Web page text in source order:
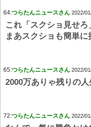
64:つらたんニュースさん 2022/
これ「スクショ見せ
まあスクショも簡単
65:つらたんニュースさん 2022/
2000万ありゃ残りの
72:つらたんニュースさん 2022/